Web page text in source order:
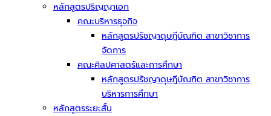
หลักสูตรปริญญาเอก
คณะบริหารธุจกิจ
หลักสูตรปรัชญาดุษฎีบัณฑิต สาขาวิชาการ
จัดการ
คณะศิลปศาสตร์และการศึกษา
หลักสูตรปรัชญาดุษฎีบัณฑิต สาขาวิชาการ
บริหารการศึกษา
หลักสูตรระยะสั้น